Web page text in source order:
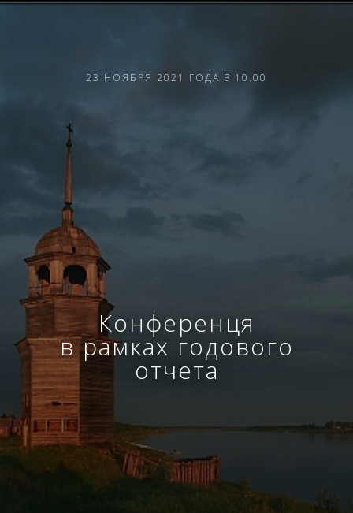
Конференця
в рамках годового
отчета
23 НОЯБРЯ 2021 ГОДА В 10.00